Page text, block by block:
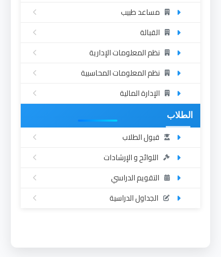
مساعد طبيب
القبالة
نظم المعلومات الإدارية
نظم المعلومات المحاسبية
الإدارة المالية
الطلاب
قبول الطلاب
اللوائح و الإرشادات
التقويم الدراسي
الجداول الدراسية